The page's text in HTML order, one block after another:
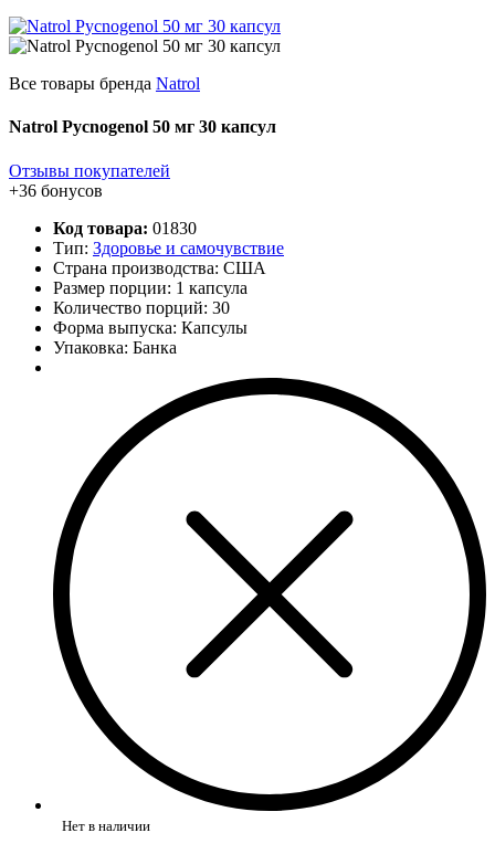
Все товары бренда Natrol
Natrol Pycnogenol 50 мг 30 капсул
Отзывы покупателей
+36 бонусов
Код товара: 01830
Тип: Здоровье и самочувствие
Страна производства: США
Размер порции: 1 капсула
Количество порций: 30
Форма выпуска: Капсулы
Упаковка: Банка
Нет в наличии